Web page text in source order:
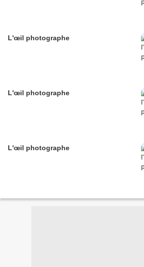
L'œil photographe
L'œil photographe
L'œil photographe